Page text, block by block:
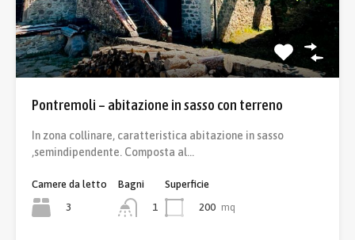
Pontremoli – abitazione in sasso con terreno
In zona collinare, caratteristica abitazione in sasso
,semindipendente. Composta al…
Camere da letto
3
Bagni
1
Superficie
200 mq